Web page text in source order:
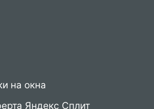
на окна
Яндекс Сплит